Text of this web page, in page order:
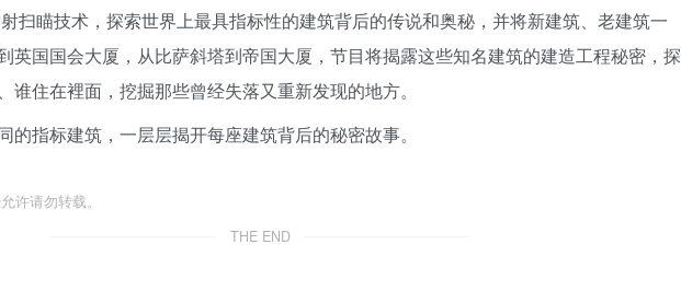
扫瞄技术，探索世界上最具指标性的建筑背后的传说和奥秘，并将新建筑、老建筑一
英国国会大厦，从比萨斜塔到帝国大厦，节目将揭露这些知名建筑的建造工程秘密，探
谁住在裡面，挖掘那些曾经失落又重新发现的地方。
的指标建筑，一层层揭开每座建筑背后的秘密故事。
许请勿转载。
THE END